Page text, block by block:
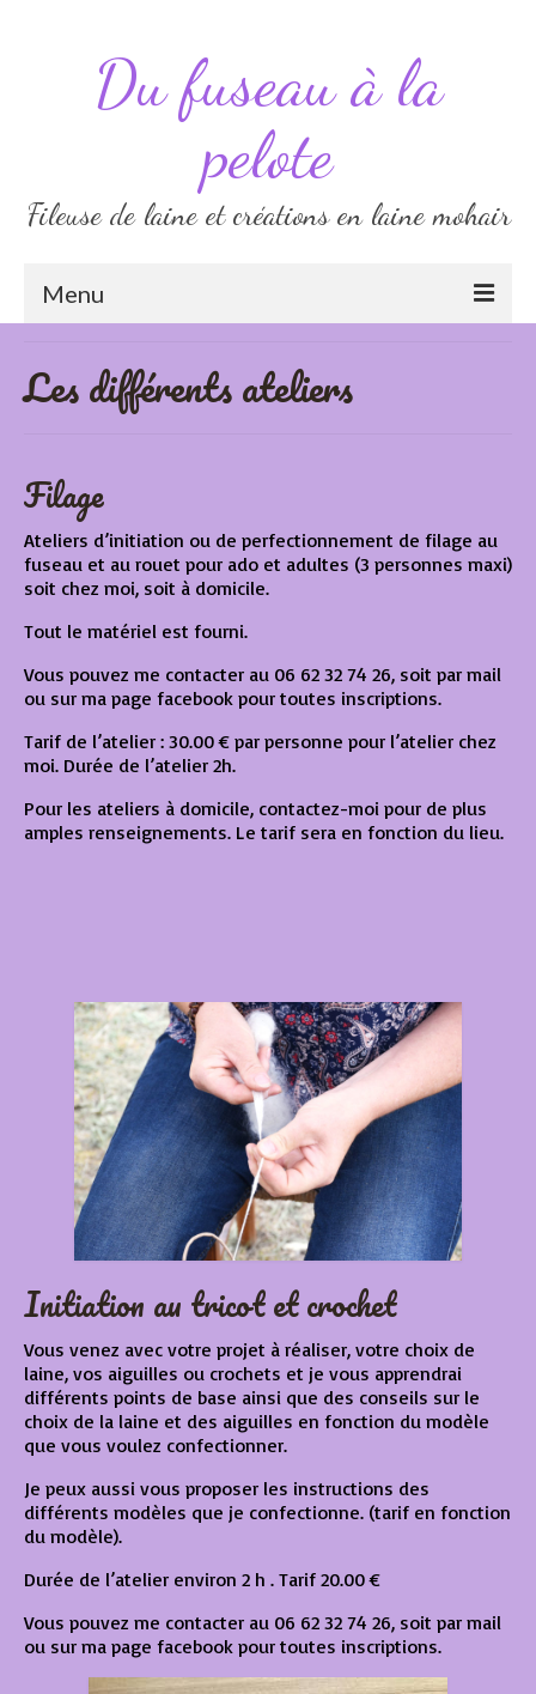
Du fuseau à la
pelote
Fileuse de laine et créations en laine mohair
Menu
Démo de filage
Pelotes et laine cardée en mohair
Créations en mohair
Points de vente
Les différents ateliers
Filage
Ateliers d’initiation ou de perfectionnement de filage au
fuseau et au rouet pour ado et adultes (3 personnes maxi)
soit chez moi, soit à domicile.
Tout le matériel est fourni.
Vous pouvez me contacter au 06 62 32 74 26, soit par mail
ou sur ma page facebook pour toutes inscriptions.
Tarif de l’atelier : 30.00 € par personne pour l’atelier chez
moi. Durée de l’atelier 2h.
Pour les ateliers à domicile, contactez-moi pour de plus
amples renseignements. Le tarif sera en fonction du lieu.
Initiation au tricot et crochet
Vous venez avec votre projet à réaliser, votre choix de
laine, vos aiguilles ou crochets et je vous apprendrai
différents points de base ainsi que des conseils sur le
choix de la laine et des aiguilles en fonction du modèle
que vous voulez confectionner.
Je peux aussi vous proposer les instructions des
différents modèles que je confectionne. (tarif en fonction
du modèle).
Durée de l’atelier environ 2 h . Tarif 20.00 €
Vous pouvez me contacter au 06 62 32 74 26, soit par mail
ou sur ma page facebook pour toutes inscriptions.